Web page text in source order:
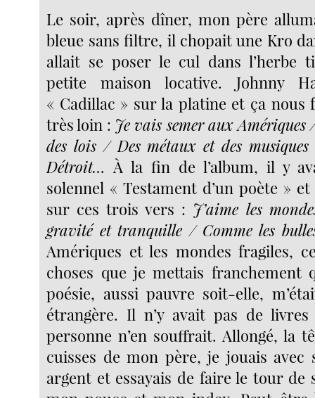
Le soir, après dîner, mon père
bleue sans filtre, il chopait une Kro
allait se poser le cul dans l’herbe
petite maison locative. Johnny
« Cadillac » sur la platine et ça nous
très loin : Je vais semer aux
des lois / Des métaux et des
Détroit… À la fin de l’album, il y
solennel « Testament d’un poète »
sur ces trois vers : J’aime les
gravité et tranquille / Comme les
Amériques et les mondes fragiles,
choses que je mettais franchement
poésie, aussi pauvre soit-elle,
étrangère. Il n’y avait pas de
personne n’en souffrait. Allongé, la
cuisses de mon père, je jouais avec
argent et essayais de faire le tour de